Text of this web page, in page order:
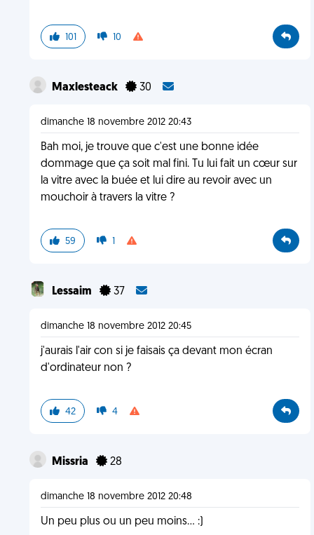
101 10
Maxlesteack 30
dimanche 18 novembre 2012 20:43
Bah moi, je trouve que c'est une bonne idée
dommage que ça soit mal fini. Tu lui fait un cœur sur
la vitre avec la buée et lui dire au revoir avec un
mouchoir à travers la vitre ?
59 1
Lessaim 37
dimanche 18 novembre 2012 20:45
j'aurais l'air con si je faisais ça devant mon écran
d'ordinateur non ?
42 4
Missria 28
dimanche 18 novembre 2012 20:48
Un peu plus ou un peu moins... :)